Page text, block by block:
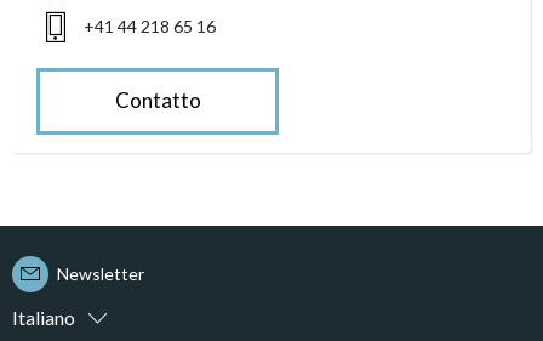
+41 44 218 65 16
Contatto
Italiano
Newsletter